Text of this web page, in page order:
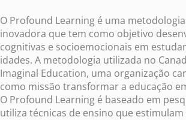
O Profound Learning é uma
inovadora que tem como objetivo
cognitivas e socioemocionais em
idades. A metodologia utilizada no
Imaginal Education, uma organização
como missão transformar a educação
O Profound Learning é baseado em
utiliza técnicas de ensino que